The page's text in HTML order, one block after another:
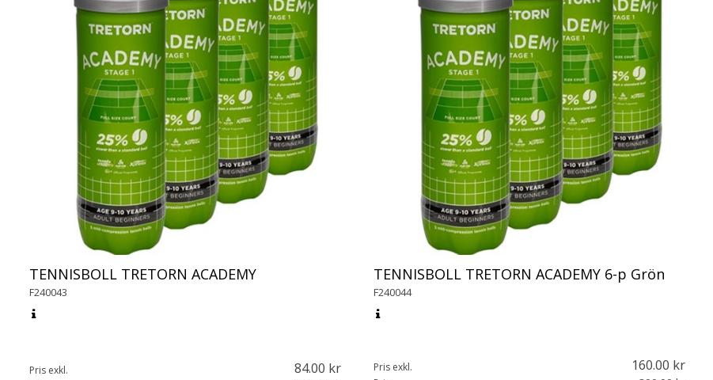
TENNISBOLL TRETORN ACADEMY
F240043
Pris exkl. 84.00
TENNISBOLL TRETORN ACADEMY 6-p Grön
F240044
Pris exkl. 160.00